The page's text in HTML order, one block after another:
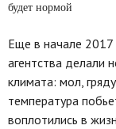
будет нормой
Еще в начале 2017
агентства делали
климата: мол,
температура
воплотились в